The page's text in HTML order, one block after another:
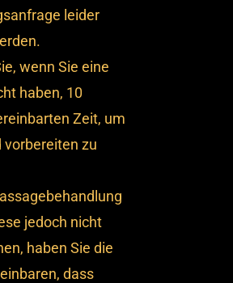
leider
wenn Sie eine
haben, 10
Zeit, um
zu
jedoch nicht
haben Sie die
dass